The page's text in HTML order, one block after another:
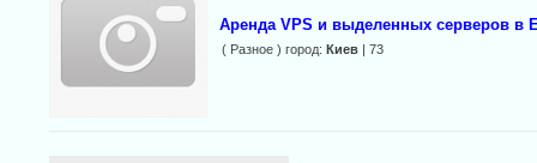
Аренда VPS и выделенных серверов в
( Разное ) город: Киев| 73